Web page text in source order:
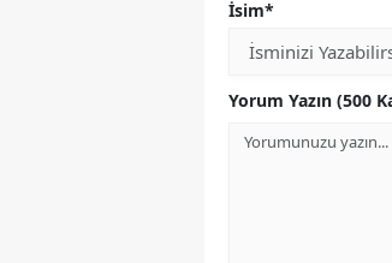
İsim*
Yorum Yazın (500